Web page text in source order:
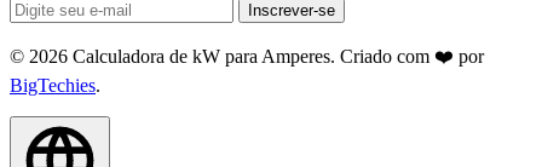
Inscrever-se
© 2026 Calculadora de kW para Amperes. Criado com ❤️ por
BigTechies.